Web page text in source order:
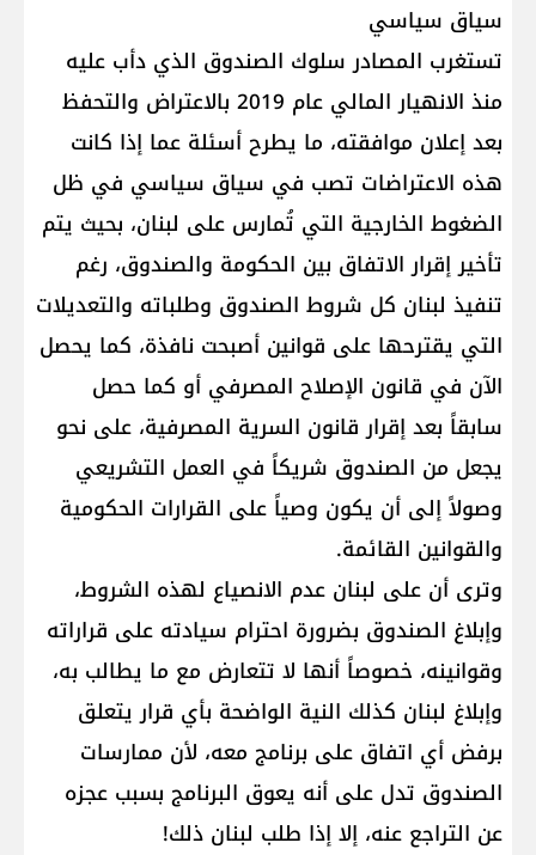
سياق سياسي
تستغرب المصادر سلوك الصندوق الذي دأب عليه
منذ الانهيار المالي عام 2019 بالاعتراض والتحفظ
بعد إعلان ‏موافقته، ما يطرح أسئلة عما إذا كانت
هذه الاعتراضات تصب في سياق سياسي في ظل
الضغوط الخارجية التي ‏تُمارس على لبنان، بحيث يتم
تأخير إقرار الاتفاق بين الحكومة والصندوق، رغم
تنفيذ لبنان كل شروط الصندوق ‏وطلباته والتعديلات
التي يقترحها على قوانين أصبحت نافذة، كما يحصل
الآن في قانون الإصلاح المصرفي أو كما حصل
‏سابقاً بعد إقرار قانون السرية المصرفية، على نحو
يجعل من الصندوق شريكاً في العمل التشريعي
وصولاً إلى أن يكون ‏وصياً على القرارات الحكومية
والقوانين القائمة.‏
وترى أن على لبنان عدم الانصياع لهذه الشروط،
وإبلاغ الصندوق بضرورة احترام سيادته على قراراته
وقوانينه، ‏خصوصاً أنها لا تتعارض مع ما يطالب به،
وإبلاغ لبنان كذلك النية الواضحة بأي قرار يتعلق
برفض أي اتفاق على ‏برنامج معه، لأن ممارسات
الصندوق تدل على أنه يعوق البرنامج بسبب عجزه
عن التراجع عنه، إلا إذا طلب لبنان ‏ذلك!‏